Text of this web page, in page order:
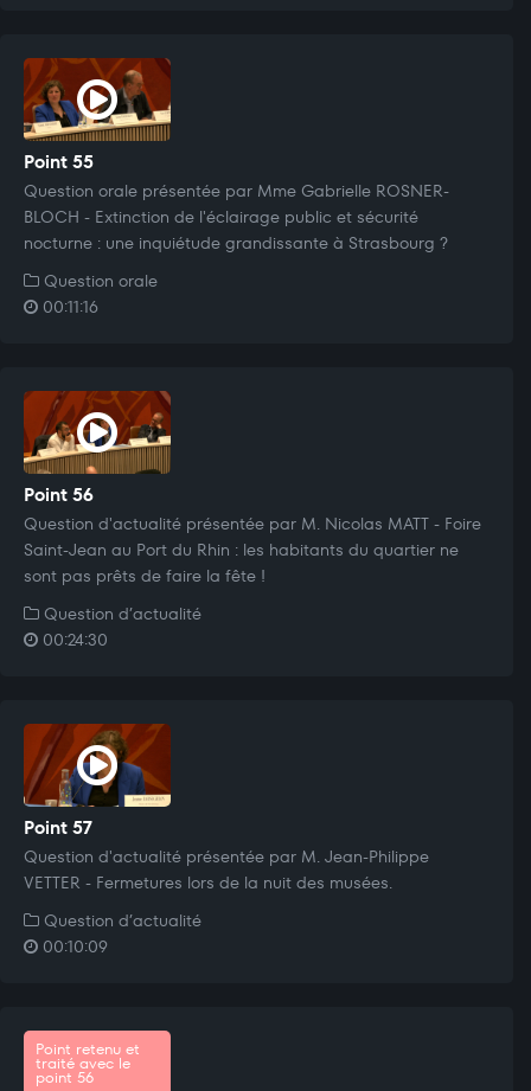
Point 55
Question orale présentée par Mme Gabrielle ROSNER-
BLOCH - Extinction de l'éclairage public et sécurité
nocturne : une inquiétude grandissante à Strasbourg ?
Question orale
00:11:16
Point 56
Question d'actualité présentée par M. Nicolas MATT - Foire
Saint-Jean au Port du Rhin : les habitants du quartier ne
sont pas prêts de faire la fête !
Question d’actualité
00:24:30
Point 57
Question d'actualité présentée par M. Jean-Philippe
VETTER - Fermetures lors de la nuit des musées.
Question d’actualité
00:10:09
Point retenu et
traité avec le
point 56